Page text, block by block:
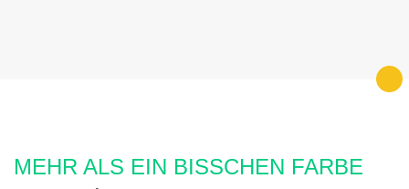
MEHR ALS EIN BISSCHEN FARBE